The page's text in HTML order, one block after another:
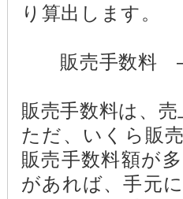
り算出します。
販売手数料
販売手数料は、
ただ、いくら販
販売手数料額が
があれば、手元